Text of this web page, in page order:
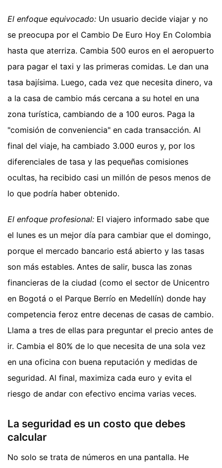
El enfoque equivocado: Un usuario decide viajar y no
se preocupa por el Cambio De Euro Hoy En Colombia
hasta que aterriza. Cambia 500 euros en el aeropuerto
para pagar el taxi y las primeras comidas. Le dan una
tasa bajísima. Luego, cada vez que necesita dinero, va
a la casa de cambio más cercana a su hotel en una
zona turística, cambiando de a 100 euros. Paga la
"comisión de conveniencia" en cada transacción. Al
final del viaje, ha cambiado 3.000 euros y, por los
diferenciales de tasa y las pequeñas comisiones
ocultas, ha recibido casi un millón de pesos menos de
lo que podría haber obtenido.
El enfoque profesional: El viajero informado sabe que
el lunes es un mejor día para cambiar que el domingo,
porque el mercado bancario está abierto y las tasas
son más estables. Antes de salir, busca las zonas
financieras de la ciudad (como el sector de Unicentro
en Bogotá o el Parque Berrío en Medellín) donde hay
competencia feroz entre decenas de casas de cambio.
Llama a tres de ellas para preguntar el precio antes de
ir. Cambia el 80% de lo que necesita de una sola vez
en una oficina con buena reputación y medidas de
seguridad. Al final, maximiza cada euro y evita el
riesgo de andar con efectivo encima varias veces.
La seguridad es un costo que debes
calcular
No solo se trata de números en una pantalla. He